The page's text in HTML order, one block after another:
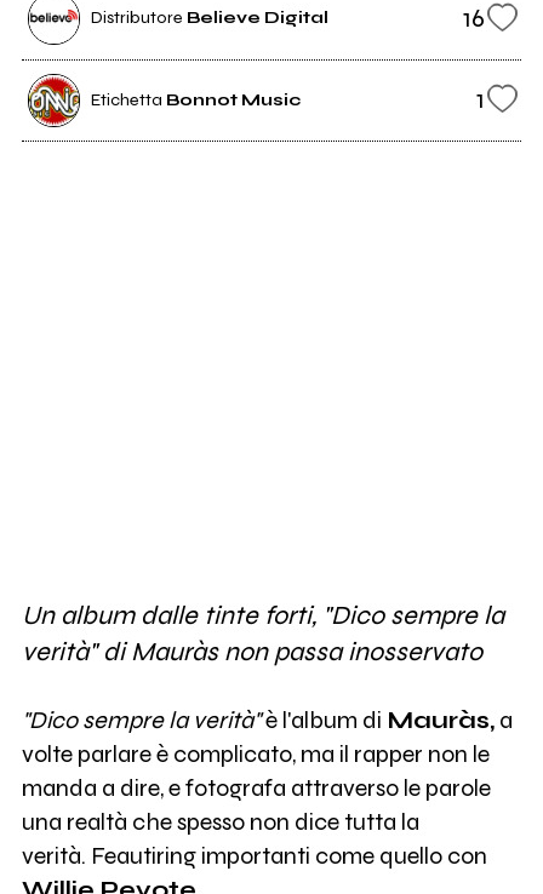
Distributore Believe Digital 16
Etichetta Bonnot Music 1
Un album dalle tinte forti, "Dico sempre la
verità" di Mauràs non passa inosservato
"Dico sempre la verità"è l'album di Mauràs,a
volte parlare è complicato, ma il rapper non le
manda a dire, e fotografa attraverso le parole
una realtà che spesso non dice tutta la
verità. Feautiring importanti come quello con